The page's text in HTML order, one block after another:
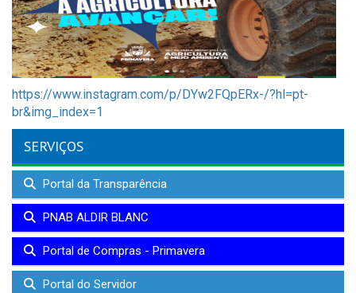
https://www.instagram.com/p/DYw2FQpERx-/?hl=pt-
br&img_index=1
SERVIÇOS
Portal da Transparência
PNAB ALDIR BLANC
Portal de Compras - Primavera
Portal do Servidor